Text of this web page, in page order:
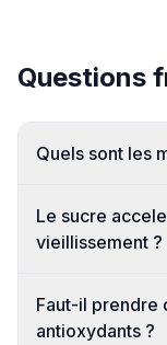
Questions
Quels sont les
Le sucre
vieillissement ?
Faut-il prendre
antioxydants ?